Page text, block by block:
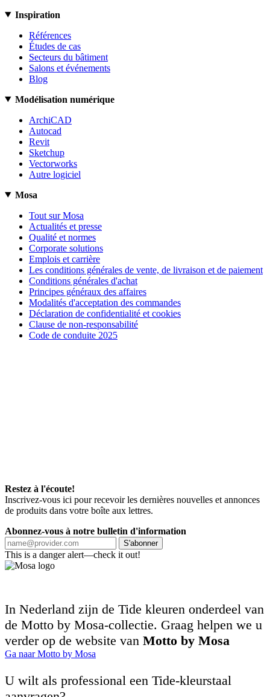
Inspiration
Références
Études de cas
Secteurs du bâtiment
Salons et événements
Blog
Modélisation numérique
ArchiCAD
Autocad
Revit
Sketchup
Vectorworks
Autre logiciel
Mosa
Tout sur Mosa
Actualités et presse
Qualité et normes
Corporate solutions
Emplois et carrière
Les conditions générales de vente, de livraison et de paiement
Conditions générales d'achat
Principes généraux des affaires
Modalités d'acceptation des commandes
Déclaration de confidentialité et cookies
Clause de non-responsabilité
Code de conduite 2025
Restez à l'écoute!
Inscrivez-vous ici pour recevoir les dernières nouvelles et annonces
de produits dans votre boîte aux lettres.
Abonnez-vous à notre bulletin d'information
S'abonner
This is a danger alert—check it out!
In Nederland zijn de Tide kleuren onderdeel van
de Motto by Mosa-collectie. Graag helpen we u
verder op de website van Motto by Mosa
Ga naar Motto by Mosa
U wilt als professional een Tide-kleurstaal